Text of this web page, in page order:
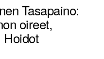
Tasapaino:
oireet,
Hoidot